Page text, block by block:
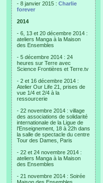
- 8 janvier 2015 : Charlie
forever
2014
- 6, 13 et 20 décembre 2014 :
ateliers Manga à la Maison
des Ensembles
- 5 décembre 2014 : 24
heures sur Terre avec
Science Frontières et Terre.tv
- 2 et 16 décembre 2014 :
Atelier Our Life 21, prises de
vue 1/4 et 2/4 à la
ressourcerie
- 22 novembre 2014 : village
des associations de solidarité
internationale de la Ligue de
l'Enseignement, 18 à 22h dans
la salle de spectacle du centre
Tour des Dames, Paris
- 22 et 24 novembre 2014 :
ateliers Manga à la Maison
des Ensembles
- 21 novembre 2014 : Soirée